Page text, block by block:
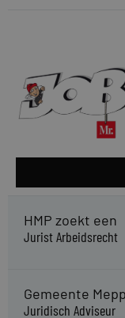
HMP zoekt een
Jurist Arbeidsrecht
Gemeente
Juridisch Adviseur